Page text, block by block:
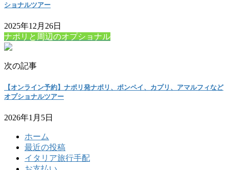
ショナルツアー
2025年12月26日
ナポリと周辺のオプショナル
次の記事
【オンライン予約】ナポリ発ナポリ、ポンペイ、カプリ、アマルフィなど
オプショナルツアー
2026年1月5日
ホーム
最近の投稿
イタリア旅行手配